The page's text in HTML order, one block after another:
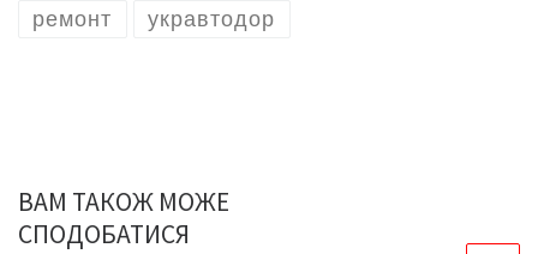
ремонт укравтодор
ВАМ ТАКОЖ МОЖЕ
СПОДОБАТИСЯ